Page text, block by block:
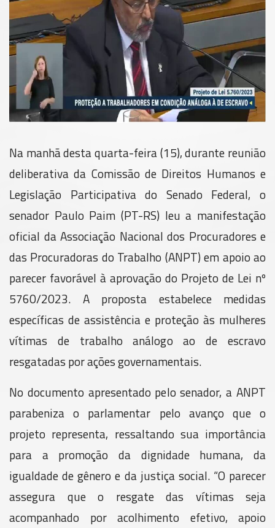
Na manhã desta quarta-feira (15), durante reunião
deliberativa da Comissão de Direitos Humanos e
Legislação Participativa do Senado Federal, o
senador Paulo Paim (PT-RS) leu a manifestação
oficial da Associação Nacional dos Procuradores e
das Procuradoras do Trabalho (ANPT) em apoio ao
parecer favorável à aprovação do Projeto de Lei nº
5760/2023. A proposta estabelece medidas
específicas de assistência e proteção às mulheres
vítimas de trabalho análogo ao de escravo
resgatadas por ações governamentais.
No documento apresentado pelo senador, a ANPT
parabeniza o parlamentar pelo avanço que o
projeto representa, ressaltando sua importância
para a promoção da dignidade humana, da
igualdade de gênero e da justiça social. “O parecer
assegura que o resgate das vítimas seja
acompanhado por acolhimento efetivo, apoio